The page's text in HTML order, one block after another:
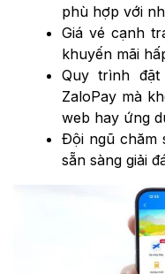
phù hợp với
Giá vé cạnh
khuyến mãi
Quy trình
ZaloPay mà
web hay ứng
Đội ngũ chăm
sẵn sàng giải